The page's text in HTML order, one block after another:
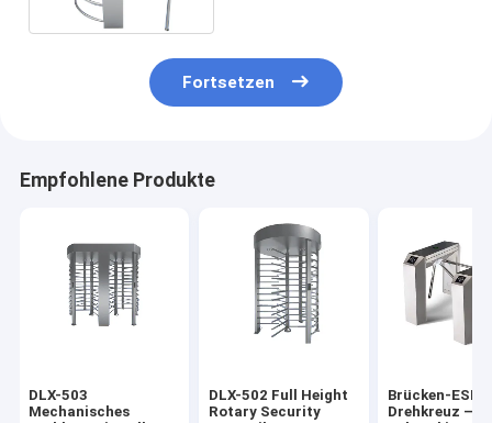
Fortsetzen
Empfohlene Produkte
DLX-503
Mechanisches
DLX-502 Full Height
Rotary Security
Brücken-ESD-
Drehkreuz –